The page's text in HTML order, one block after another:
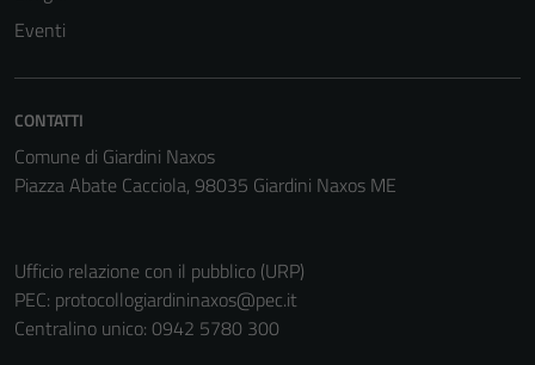
Eventi
CONTATTI
Comune di Giardini Naxos
Piazza Abate Cacciola, 98035 Giardini Naxos ME
Ufficio relazione con il pubblico (URP)
PEC: protocollogiardininaxos@pec.it
Centralino unico: 0942 5780 300
possono
Questi cookie